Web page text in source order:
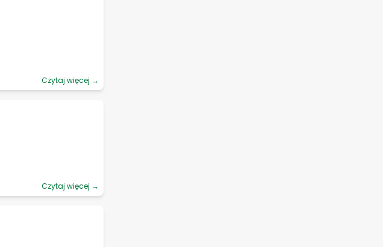
Czytaj więcej →
Czytaj więcej →